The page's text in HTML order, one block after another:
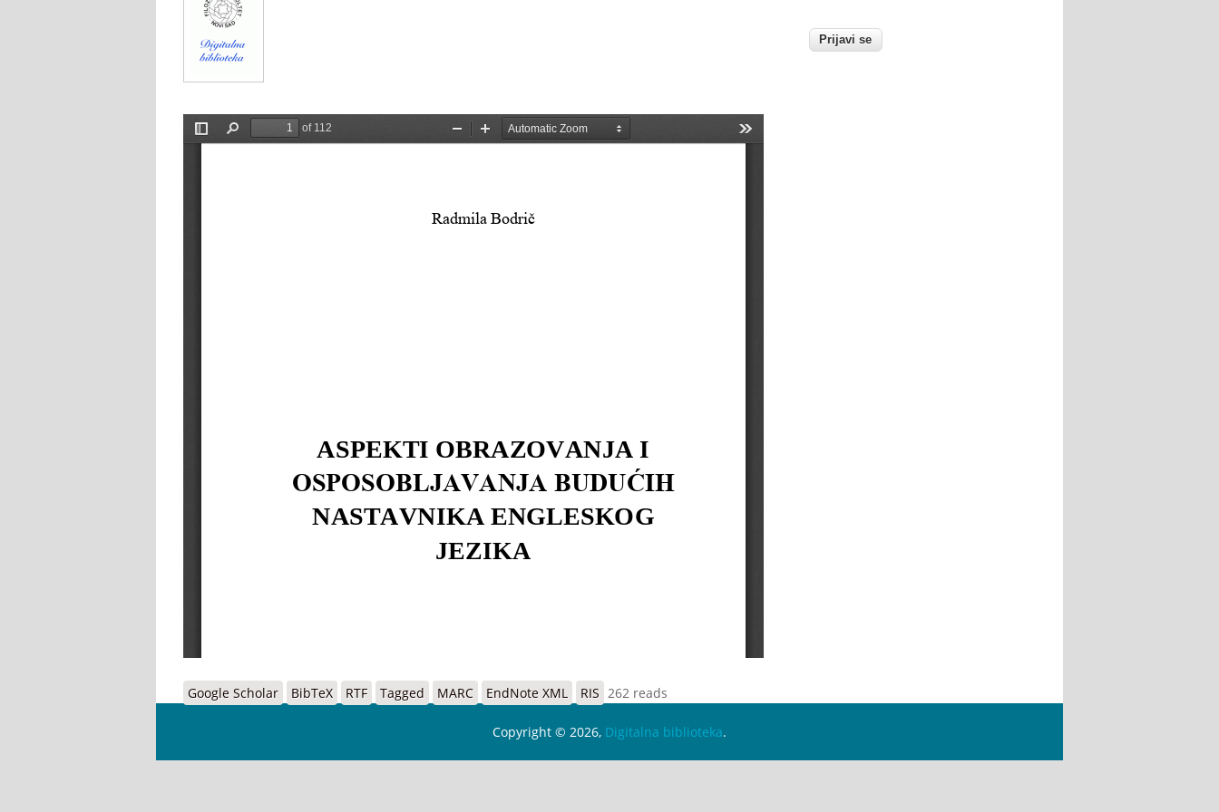
Google Scholar BibTeX RTF Tagged MARC EndNote XML RIS 262 reads
Copyright © 2026, Digitalna biblioteka.